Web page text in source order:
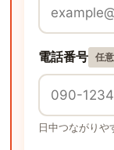
電話番号 任意
日中つながりや